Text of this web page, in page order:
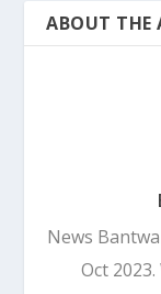
ABOUT THE
News
Oct